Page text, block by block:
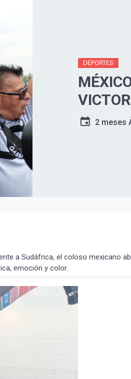
DEPORTES
2 meses
a Sudáfrica, el coloso mexicano
emoción y color.